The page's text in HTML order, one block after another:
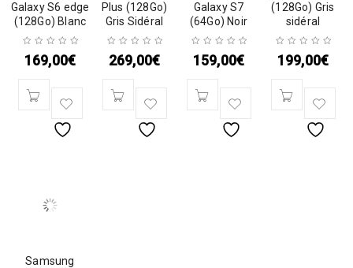
Galaxy S6 edge
(128Go) Blanc
169,00€
Plus (128Go)
Gris Sidéral
269,00€
Galaxy S7
(64Go) Noir
159,00€
(128Go) Gris
sidéral
199,00€
Samsung